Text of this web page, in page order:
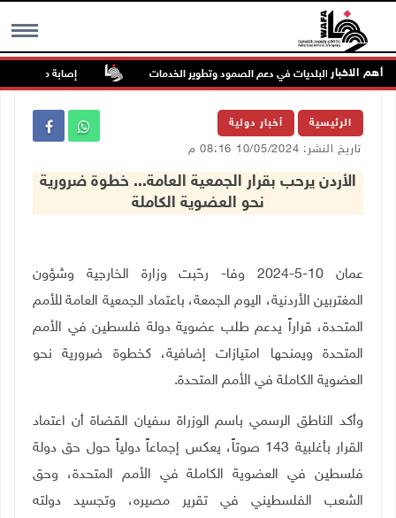
MENU أهم الاخبار
على دور البلديات في دعم الصمود وتطوير الخدمات إصابة مسن بجروح
الرئيسية أخبار دولية
تاريخ النشر: 10/05/2024 08:16 م
الأردن يرحب بقرار الجمعية العامة... خطوة ضرورية
نحو العضوية الكاملة
عمان 10-5-2024 وفا- رحّبت وزارة الخارجية وشؤون
المغتربين الأردنية، اليوم الجمعة، باعتماد الجمعية العامة للأمم
المتحدة، قراراً يدعم طلب عضوية دولة فلسطين في الأمم
المتحدة ويمنحها امتيازات إضافية، كخطوة ضرورية نحو
العضوية الكاملة في الأمم المتحدة.
وأكد الناطق الرسمي باسم الوزراة سفيان القضاة أن اعتماد
القرار بأغلبية 143 صوتاً، يعكس إجماعاً دولياً حول حق دولة
فلسطين في العضوية الكاملة في الأمم المتحدة، وحق
الشعب الفلسطيني في تقرير مصيره، وتجسيد دولته